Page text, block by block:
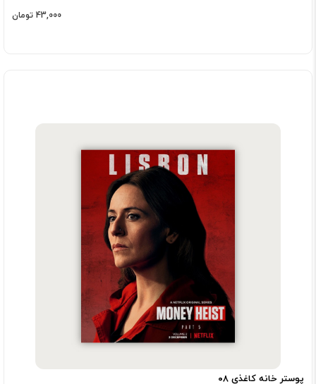
43,000 تومان
پوستر خانه کاغذی ۰۸